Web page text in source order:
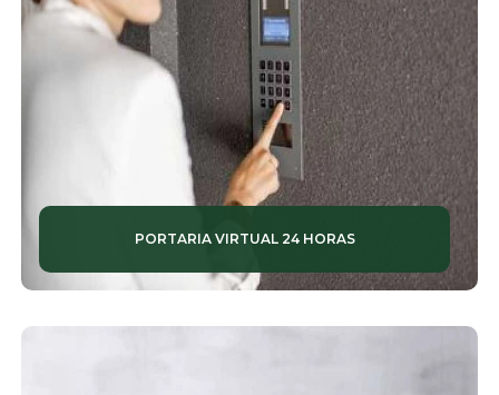
PORTARIA VIRTUAL 24 HORAS